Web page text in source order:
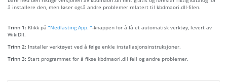
å installere den, men løser også andre problemer relatert til kbdmaori.dll-filen.
Trinn 1: Klikk på “Nedlasting App. ”-knappen for å få et automatisk verktøy, levert av
WikiDll.
Trinn 2: Installer verktøyet ved å følge enkle installasjonsinstruksjoner.
Trinn 3: Start programmet for å fikse kbdmaori.dll feil og andre problemer.